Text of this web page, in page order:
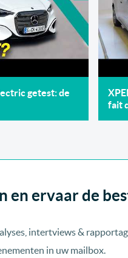
getest: de
fait
en ervaar de
intertviews &
in uw mailbox.